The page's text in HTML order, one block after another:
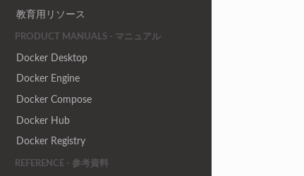
教育用リソース
PRODUCT MANUALS - マニュアル
Docker Desktop
Docker Engine
Docker Compose
Docker Hub
Docker Registry
REFERENCE - 参考資料